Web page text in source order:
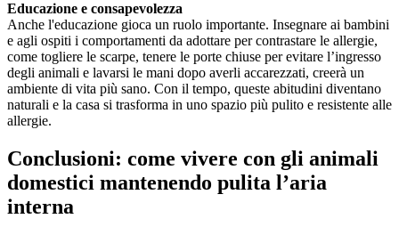
Educazione e consapevolezza
Anche l'educazione gioca un ruolo importante. Insegnare ai bambini
e agli ospiti i comportamenti da adottare per contrastare le allergie,
come togliere le scarpe, tenere le porte chiuse per evitare l’ingresso
degli animali e lavarsi le mani dopo averli accarezzati, creerà un
ambiente di vita più sano. Con il tempo, queste abitudini diventano
naturali e la casa si trasforma in uno spazio più pulito e resistente alle
allergie.
Conclusioni: come vivere con gli animali
domestici mantenendo pulita l’aria
interna